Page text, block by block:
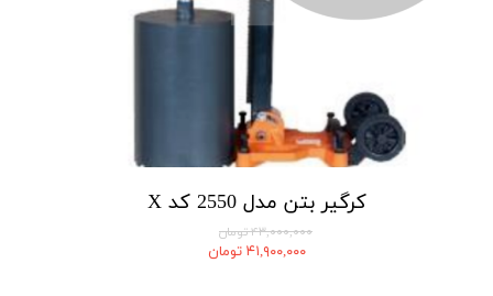
کرگیر بتن مدل 2550 کد X
۴۳,۰۰۰,۰۰۰ تومان
۴۱,۹۰۰,۰۰۰ تومان